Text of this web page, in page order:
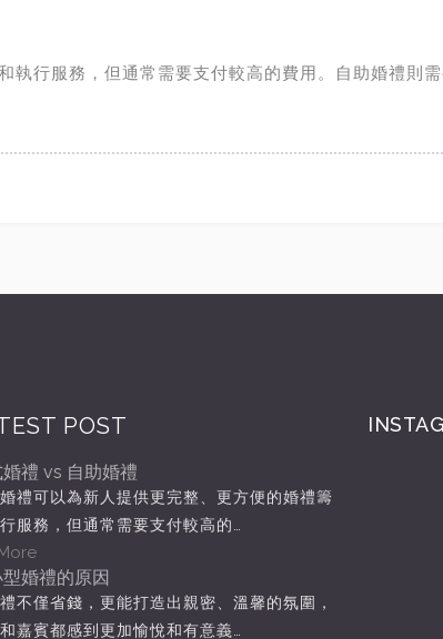
執行服務，但通常需要支付較高的費用。自助婚禮則
POST
禮 vs 自助婚禮
禮可以為新人提供更完整、更方便的婚禮籌
服務，但通常需要支付較高的…
婚禮的原因
不僅省錢，更能打造出親密、溫馨的氛圍，
嘉賓都感到更加愉悅和有意義…